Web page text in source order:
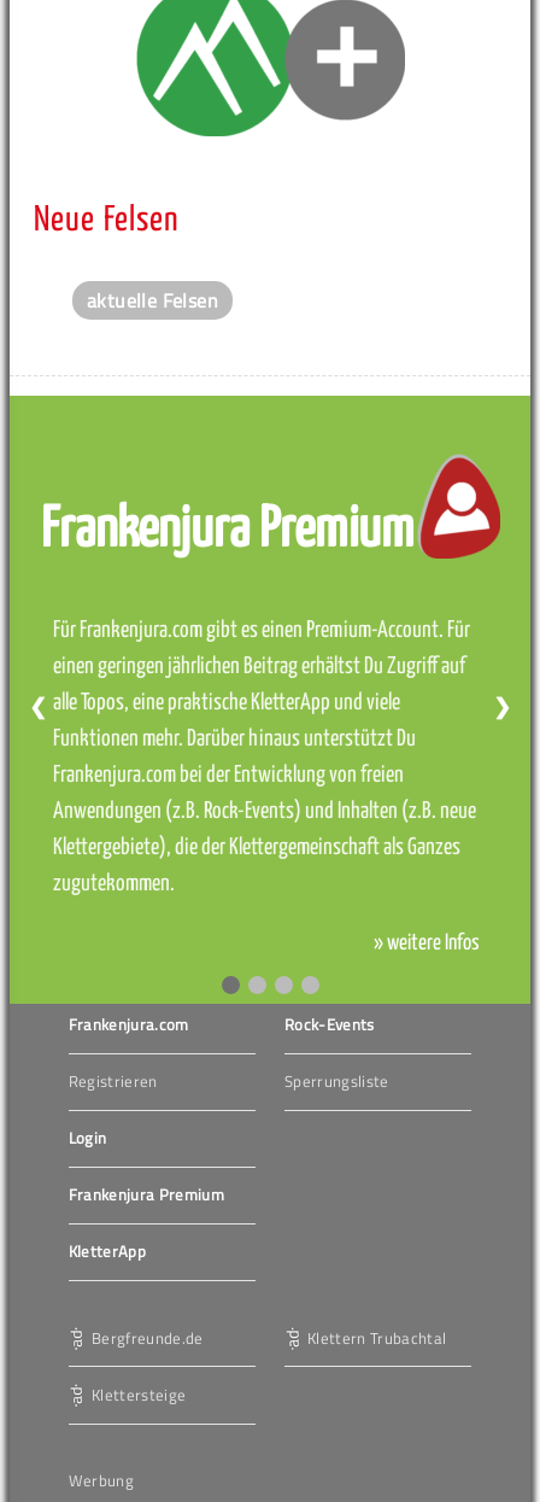
Neue Felsen
aktuelle Felsen
Frankenjura Premium
Für Frankenjura.com gibt es einen Premium-Account. Für
einen geringen jährlichen Beitrag erhältst Du Zugriff auf
alle Topos, eine praktische KletterApp und viele
Funktionen mehr. Darüber hinaus unterstützt Du
Frankenjura.com bei der Entwicklung von freien
Anwendungen (z.B. Rock-Events) und Inhalten (z.B. neue
Klettergebiete), die der Klettergemeinschaft als Ganzes
zugutekommen.
» weitere Infos
❮ ❯
Frankenjura.com
Registrieren
Login
Frankenjura Premium
KletterApp
Rock-Events
Sperrungsliste
Bergfreunde.de
Klettersteige
Klettern Trubachtal
Werbung